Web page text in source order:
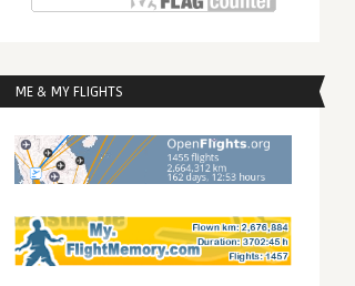
ME & MY FLIGHTS